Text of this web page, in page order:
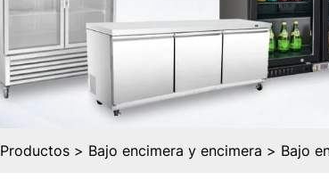
Productos Bajo encimera y encimera Bajo